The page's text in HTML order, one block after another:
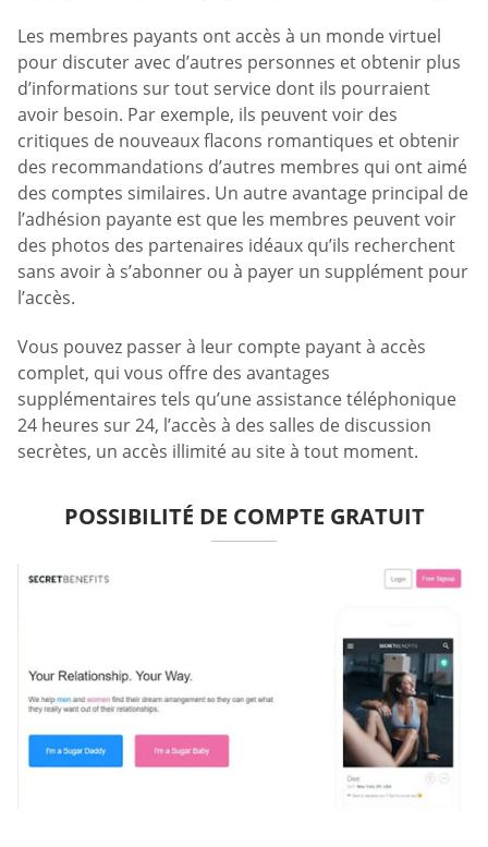
Les membres payants ont accès à un monde virtuel
pour discuter avec d’autres personnes et obtenir plus
d’informations sur tout service dont ils pourraient
avoir besoin. Par exemple, ils peuvent voir des
critiques de nouveaux flacons romantiques et obtenir
des recommandations d’autres membres qui ont aimé
des comptes similaires. Un autre avantage principal de
l’adhésion payante est que les membres peuvent voir
des photos des partenaires idéaux qu’ils recherchent
sans avoir à s’abonner ou à payer un supplément pour
l’accès.
Vous pouvez passer à leur compte payant à accès
complet, qui vous offre des avantages
supplémentaires tels qu’une assistance téléphonique
24 heures sur 24, l’accès à des salles de discussion
secrètes, un accès illimité au site à tout moment.
POSSIBILITÉ DE COMPTE GRATUIT